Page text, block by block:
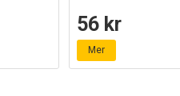
56 kr
Mer